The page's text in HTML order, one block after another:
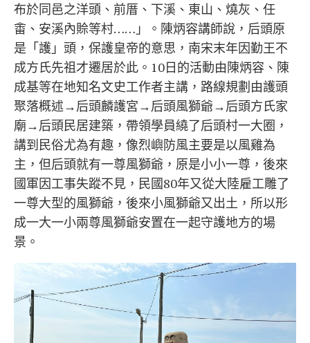
布於同邑之洋頭、前厝、下溪、東山、燒灰、任
畬、安溪內賒等村……」。陳炳容講師說，后頭原
是「護」頭，保護皇帝的意思，南宋末年因勤王不
成方氏先祖才遷居於此。10日的活動由陳炳容、陳
成基等在地知名文史工作者主講，路線規劃由護頭
聚落概述→后頭麟護宮→后頭風獅爺→后頭方氏家
廟→后頭民居建築，帶領學員繞了后頭村一大圈，
講到民俗尤為有趣，像烈嶼防風主要是以風雞為
主，但后頭就有一尊風獅爺，原是小小一尊，後來
國軍因工事失蹤不見，民國80年又從大陸雇工雕了
一尊大型的風獅爺，後來小風獅爺又出土，所以形
成一大一小兩尊風獅爺安置在一起守護地方的場
景。